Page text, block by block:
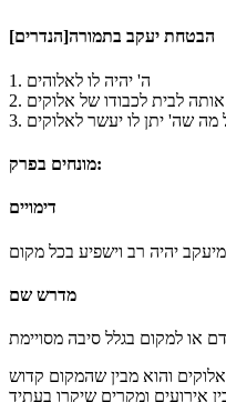
הבטחת יעקב בתמורה[הנדרים]
1. ה' יהיה לו לאלוהים
לבית לכבודו של אלוקים
כל מה שה' יתן לו יעשר לאלוקים
מונחים בפרק:
דימויים
מדרש שם
או למקום בגלל סיבה מסויימת